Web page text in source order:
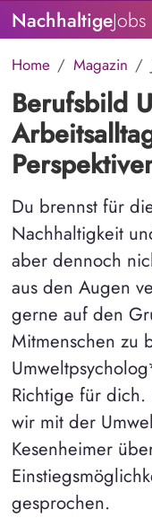
NachhaltigeJobs
Home Magazin
Berufsbild
Du brennst für
Nachhaltigkeit
aber dennoch
aus den Augen
gerne auf den
Mitmenschen zu
Richtige für dich.
wir mit der
Kesenheimer
gesprochen.